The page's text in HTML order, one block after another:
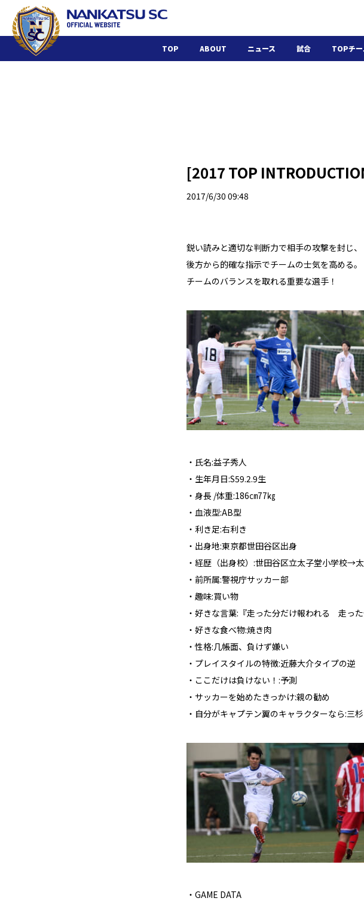
TOP ABOUT ニュース 試合 TOPチー
[2017 TOP
2017/6/30 09:48
鋭い読みと適切な判断力で相手の攻撃を封じ、
後方から的確な指示でチームの士気を高める。
チームのバランスを取れる重要な選手！
・氏名:益子秀人
・生年月日:S59.2.9生
・身長 /体重:186㎝77㎏
・血液型:AB型
・利き足:右利き
・出身地:東京都世田谷区出身
・経歴（出身校）:世田谷区立太子堂小学校
・前所属:警視庁サッカー部
・趣味:買い物
・好きな言葉:『走った分だけ報われる 走った
・好きな食べ物:焼き肉
・性格:几帳面、負けず嫌い
・プレイスタイルの特徴:近藤大介タイプの逆
・ここだけは負けない！:予測
・サッカーを始めたきっかけ:親の勧め
・自分がキャプテン翼のキャラクターなら:三
・GAME DATA